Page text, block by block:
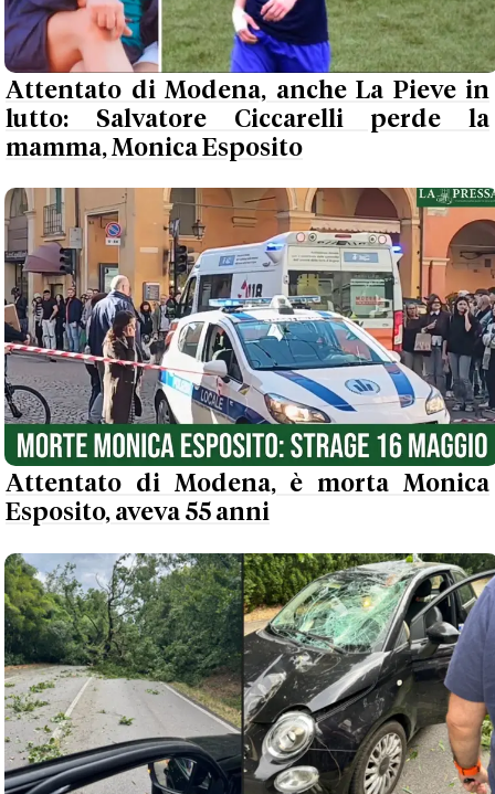
Attentato di Modena, anche La Pieve in
lutto: Salvatore Ciccarelli perde la
mamma, Monica Esposito
Attentato di Modena, è morta Monica
Esposito, aveva 55 anni